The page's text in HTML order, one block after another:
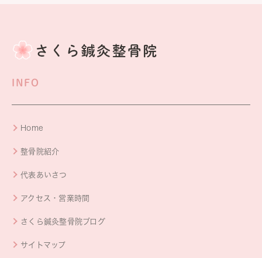
INFO
Home
整骨院紹介
代表あいさつ
アクセス・営業時間
さくら鍼灸整骨院ブログ
サイトマップ